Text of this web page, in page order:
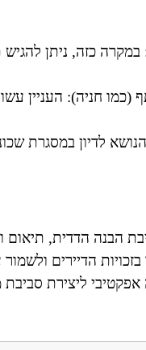
כזה, ניתן
חניה): העניין
לדיון במסגרת
הבנה הדדית, תיאום
הדיירים
ליצירת סביבת